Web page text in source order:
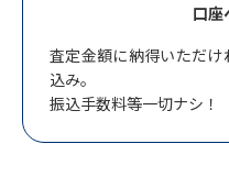
口座
査定金額に納得いただ
込み。
振込手数料等一切ナシ！